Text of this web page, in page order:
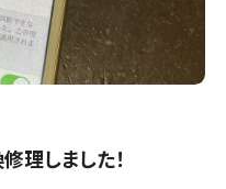
理しました！